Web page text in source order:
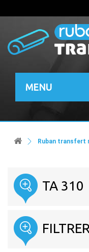
MENU
Ruban transfert
TA 310